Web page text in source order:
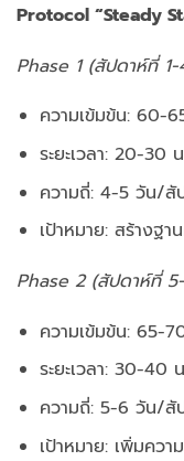
Protocol “Steady
Phase 1 (สัปดาห์ที่ 1-
ความเข้มข้น: 60-
ระยะเวลา: 20-30
ความถี่: 4-5 วัน/สั
เป้าหมาย: สร้างฐา
Phase 2 (สัปดาห์ที่
ความเข้มข้น: 65-
ระยะเวลา: 30-40
ความถี่: 5-6 วัน/สั
เป้าหมาย: เพิ่มควา